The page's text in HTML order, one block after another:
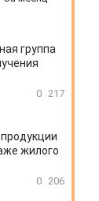
группа
0 217
жилого
0 206